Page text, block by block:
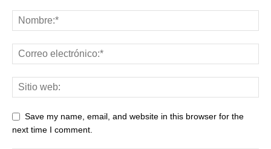
Save my name, email, and website in this browser for the
next time I comment.